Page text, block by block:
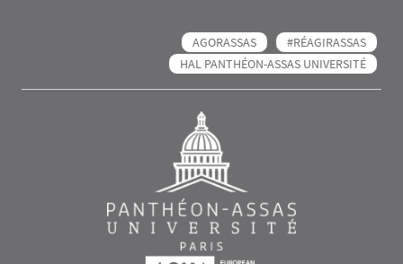
AGORASSAS
#RÉAGIRASSAS
HAL PANTHÉON-ASSAS UNIVERSITÉ